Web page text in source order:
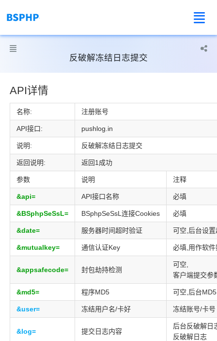

 
反破解冻结日志提交
API详情
名称: 注册账号
API接口: pushlog.in
说明: 反破解冻结日志提交
返回说明: 返回1成功
参数 说明 注释
&api= API接口名称 必填
&BSphpSeSsL= BSphpSeSsL连接Cookies 必填
&date= 服务器时间超时验证 可空,后台设
&mutualkey= 通信认证Key 必填,用作软
&appsafecode= 封包劫持检测
可空,
客户端提交参
&md5= 程序MD5 可空,后台
&user= 冻结用户名/卡好 冻结账号/卡号
&log= 提交日志内容
后台反破解日
反破解日志